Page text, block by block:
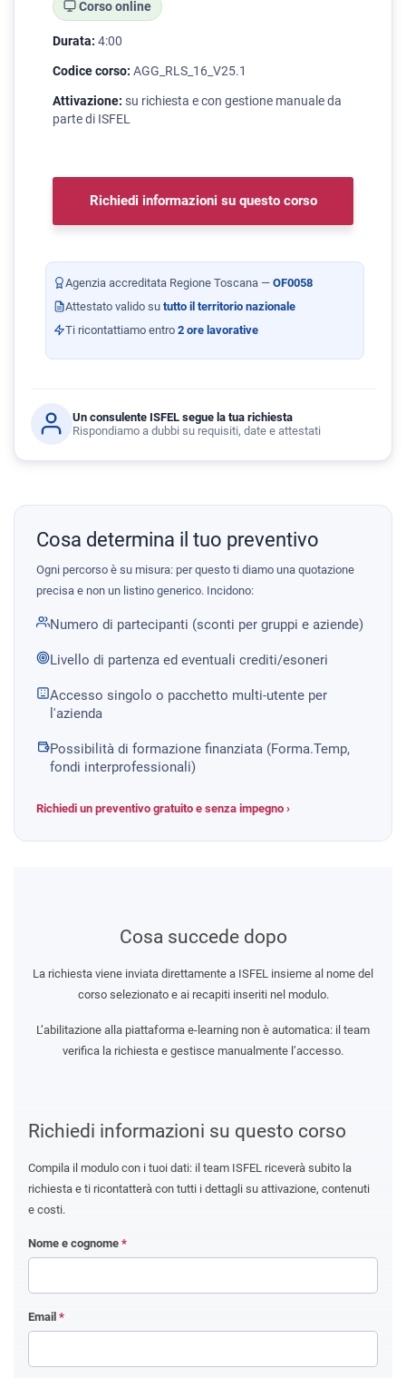
Corso online
Durata: 4:00
Codice corso: AGG_RLS_16_V25.1
Attivazione: su richiesta e con gestione manuale da
parte di ISFEL
Richiedi informazioni su questo corso
Agenzia accreditata Regione Toscana — OF0058
Attestato valido su tutto il territorio nazionale
Ti ricontattiamo entro 2 ore lavorative
Un consulente ISFEL segue la tua richiesta
Rispondiamo a dubbi su requisiti, date e attestati
Cosa determina il tuo preventivo
Ogni percorso è su misura: per questo ti diamo una quotazione
precisa e non un listino generico. Incidono:
Numero di partecipanti (sconti per gruppi e aziende)
Livello di partenza ed eventuali crediti/esoneri
Accesso singolo o pacchetto multi-utente per
l'azienda
Possibilità di formazione finanziata (Forma.Temp,
fondi interprofessionali)
Richiedi un preventivo gratuito e senza impegno ›
Richiedi informazioni su questo corso
Compila il modulo con i tuoi dati: il team ISFEL riceverà subito la
richiesta e ti ricontatterà con tutti i dettagli su attivazione, contenuti
e costi.
Nome e cognome *
Email *
Cosa succede dopo
La richiesta viene inviata direttamente a ISFEL insieme al nome del
corso selezionato e ai recapiti inseriti nel modulo.
L’abilitazione alla piattaforma e-learning non è automatica: il team
verifica la richiesta e gestisce manualmente l’accesso.